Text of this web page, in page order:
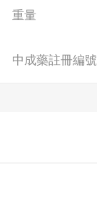
重量
中成藥註冊編號